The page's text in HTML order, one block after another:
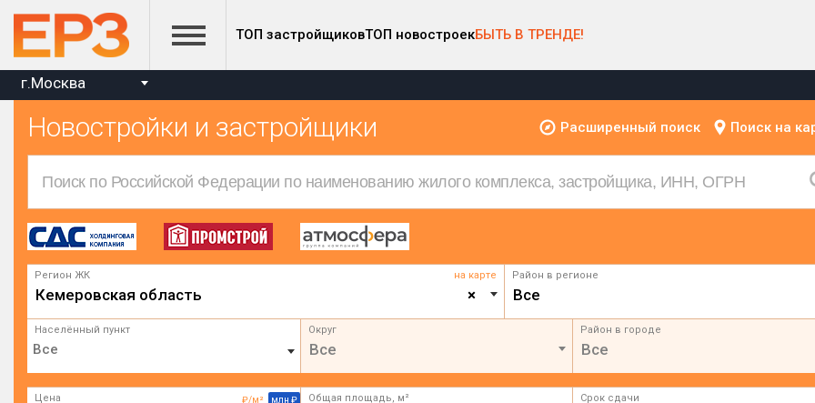
ТОП застройщиковТОП новостроекБЫТЬ В ТРЕНДЕ!
г.Москва
Новостройки и застройщики Расширенный поиск Поиск на
Регион ЖК на карте
×
Кемеровская область
Район в регионе
Все
Населённый пункт Округ
Все
Район в городе
Все
₽/м² млн ₽
Цена Общая площадь, м² Срок сдачи